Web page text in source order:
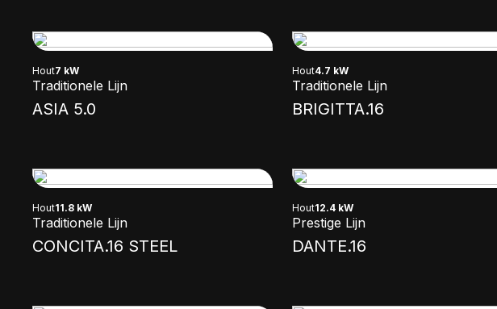
Hout7 kW
Traditionele Lijn
ASIA 5.0
Hout4.7 kW
Traditionele Lijn
BRIGITTA.16
Hout11.8 kW
Traditionele Lijn
CONCITA.16 STEEL
Hout12.4 kW
Prestige Lijn
DANTE.16